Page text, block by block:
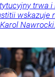
trwa
wskazuje
Nawrocki.